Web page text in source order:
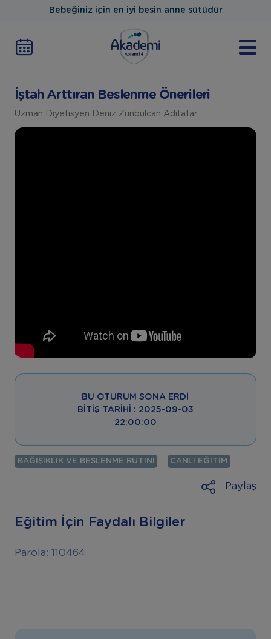
Bebeğiniz için en iyi besin anne sütüdür
İştah Arttıran Beslenme Önerileri
Uzman Diyetisyen Deniz Zünbülcan Adıtatar
BU OTURUM SONA ERDI
BITIŞ TARIHI : 2025-09-03
22:00:00
BAĞIŞIKLIK VE BESLENME RUTINI CANLI EĞITIM
Paylaş
Eğitim İçin Faydalı Bilgiler
Parola: 110464